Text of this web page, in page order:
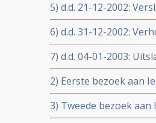
5) d.d. 21-12-2002:
genuanceerder en
6) d.d. 31-12-2002:
tumorsterfte en
eerste en voorlopige
7) d.d. 04-01-2003:
met officiële reactie
2) Eerste bezoek aan
3) Tweede bezoek aan